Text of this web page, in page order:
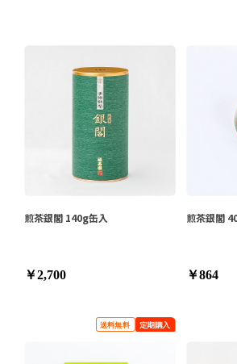
煎茶銀閣 140g缶入
￥2,700
煎茶銀閣
￥864